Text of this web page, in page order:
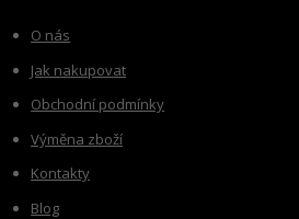
O nás
Jak nakupovat
Obchodní podmínky
Výměna zboží
Kontakty
Blog